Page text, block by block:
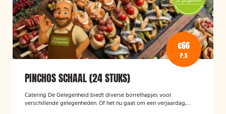
€66
P.S
PINCHOS SCHAAL (24 STUKS)
Catering De Gelegenheid biedt diverse borrelhapjes voor
verschillende gelegenheden. Of het nu gaat om een verjaardag,